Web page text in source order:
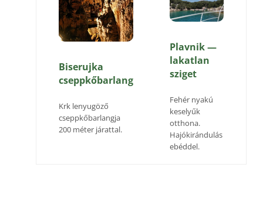
Biserujka
cseppkőbarlang
Krk lenyugöző
cseppkőbarlangja
200 méter járattal.
Plavnik —
lakatlan
sziget
Fehér nyakú
keselyűk
otthona.
Hajókirándulás
ebéddel.